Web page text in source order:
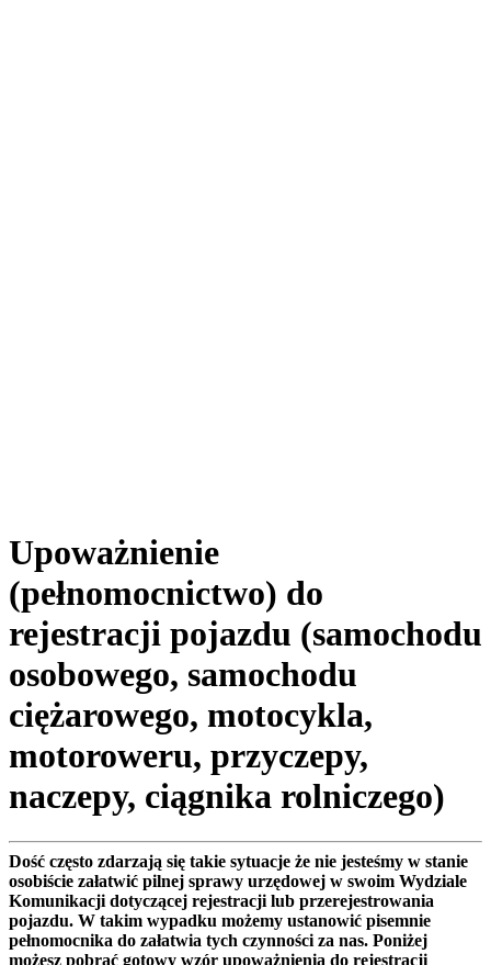
Upoważnienie
(pełnomocnictwo) do
rejestracji pojazdu (samochodu
osobowego, samochodu
ciężarowego, motocykla,
motoroweru, przyczepy,
naczepy, ciągnika rolniczego)
Dość często zdarzają się takie sytuacje że nie jesteśmy w stanie
osobiście załatwić pilnej sprawy urzędowej w swoim Wydziale
Komunikacji dotyczącej rejestracji lub przerejestrowania
pojazdu. W takim wypadku możemy ustanowić pisemnie
pełnomocnika do załatwia tych czynności za nas. Poniżej
możesz pobrać gotowy wzór upoważnienia do rejestracji